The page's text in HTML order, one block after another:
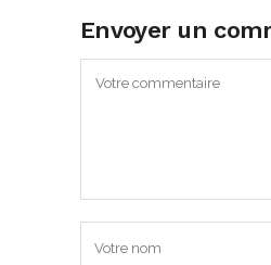
Envoyer un